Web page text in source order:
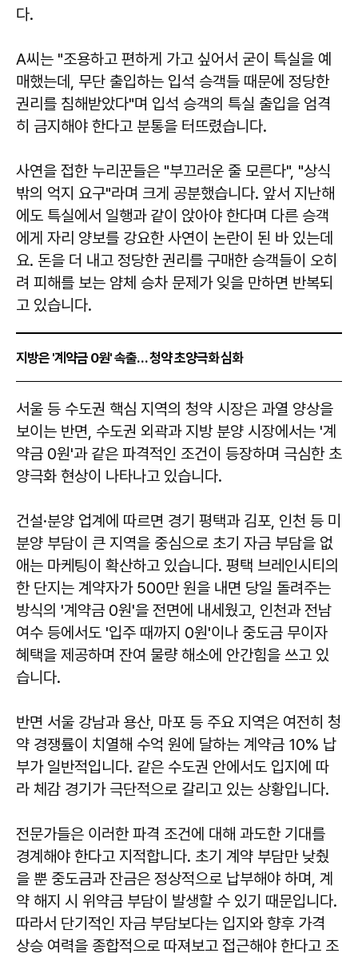
다.
A씨는 "조용하고 편하게 가고 싶어서 굳이 특실을 예
매했는데, 무단 출입하는 입석 승객들 때문에 정당한
권리를 침해받았다"며 입석 승객의 특실 출입을 엄격
히 금지해야 한다고 분통을 터뜨렸습니다.
사연을 접한 누리꾼들은 "부끄러운 줄 모른다", "상식
밖의 억지 요구"라며 크게 공분했습니다. 앞서 지난해
에도 특실에서 일행과 같이 앉아야 한다며 다른 승객
에게 자리 양보를 강요한 사연이 논란이 된 바 있는데
요. 돈을 더 내고 정당한 권리를 구매한 승객들이 오히
려 피해를 보는 얌체 승차 문제가 잊을 만하면 반복되
고 있습니다.
지방은 '계약금 0원' 속출… 청약 초양극화 심화
​​​​​​​서울 등 수도권 핵심 지역의 청약 시장은 과열 양상을
보이는 반면, 수도권 외곽과 지방 분양 시장에서는 '계
약금 0원'과 같은 파격적인 조건이 등장하며 극심한 초
양극화 현상이 나타나고 있습니다.
건설·분양 업계에 따르면 경기 평택과 김포, 인천 등 미
분양 부담이 큰 지역을 중심으로 초기 자금 부담을 없
애는 마케팅이 확산하고 있습니다. 평택 브레인시티의
한 단지는 계약자가 500만 원을 내면 당일 돌려주는
방식의 '계약금 0원'을 전면에 내세웠고, 인천과 전남
여수 등에서도 '입주 때까지 0원'이나 중도금 무이자
혜택을 제공하며 잔여 물량 해소에 안간힘을 쓰고 있
습니다.
반면 서울 강남과 용산, 마포 등 주요 지역은 여전히 청
약 경쟁률이 치열해 수억 원에 달하는 계약금 10% 납
부가 일반적입니다. 같은 수도권 안에서도 입지에 따
라 체감 경기가 극단적으로 갈리고 있는 상황입니다.
전문가들은 이러한 파격 조건에 대해 과도한 기대를
경계해야 한다고 지적합니다. 초기 계약 부담만 낮췄
을 뿐 중도금과 잔금은 정상적으로 납부해야 하며, 계
약 해지 시 위약금 부담이 발생할 수 있기 때문입니다.
따라서 단기적인 자금 부담보다는 입지와 향후 가격
상승 여력을 종합적으로 따져보고 접근해야 한다고 조